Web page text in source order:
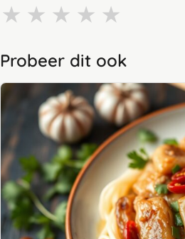
★ ★ ★ ★ ★
Probeer dit ook